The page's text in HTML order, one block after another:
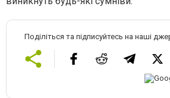
Поділіться та підписуйтесь на наші